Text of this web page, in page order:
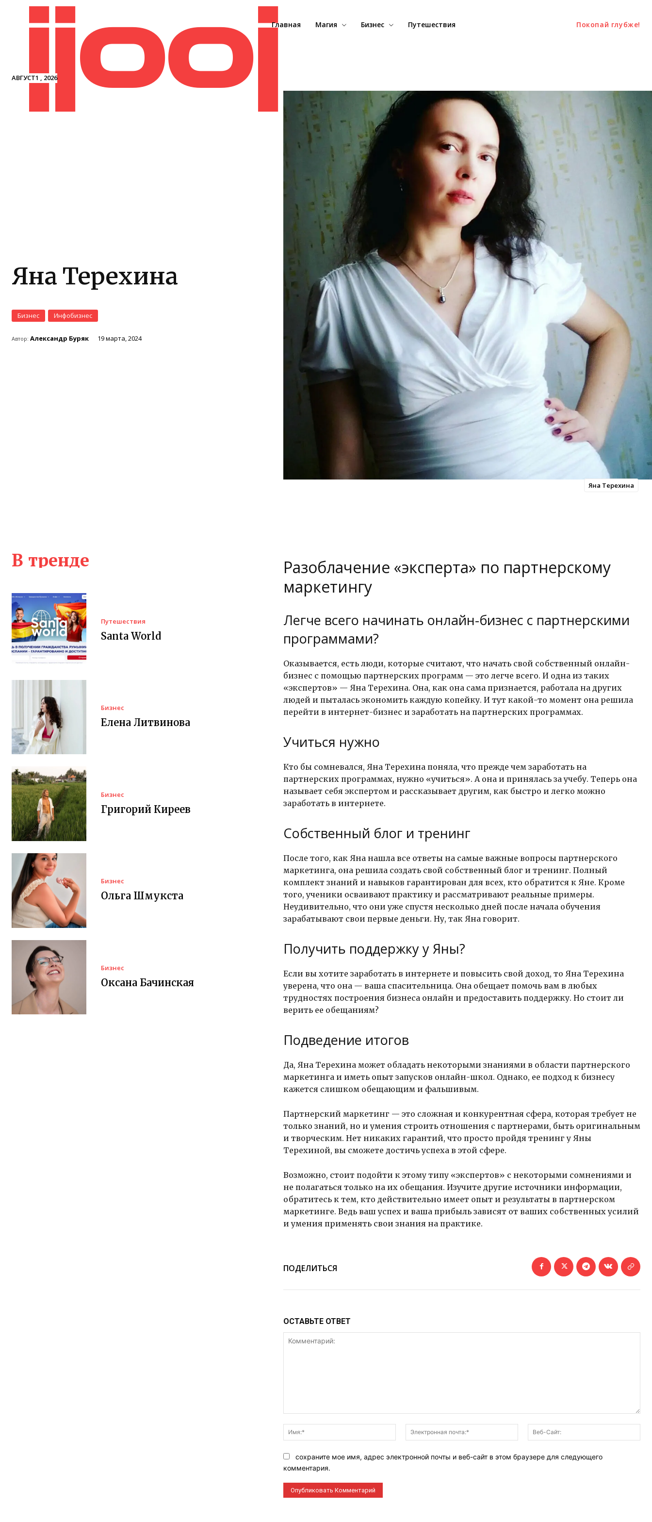
АВГУСТ1 , 2026
jjooj Покопай глубже!
Главная Магия Бизнес Путешествия
Яна Терехина
Бизнес Инфобизнес
Автор: Александр Буряк 19 марта, 2024
Яна Терехина
В тренде
Путешествия
Santa World
Бизнес
Елена Литвинова
Бизнес
Григорий Киреев
Бизнес
Ольга Шмукста
Бизнес
Оксана Бачинская
Разоблачение «эксперта» по партнерскому
маркетингу
Легче всего начинать онлайн-бизнес с партнерскими
программами?
Оказывается, есть люди, которые считают, что начать свой собственный онлайн-
бизнес с помощью партнерских программ — это легче всего. И одна из таких
«экспертов» — Яна Терехина. Она, как она сама признается, работала на других
людей и пыталась экономить каждую копейку. И тут какой-то момент она решила
перейти в интернет-бизнес и заработать на партнерских программах.
Учиться нужно
Кто бы сомневался, Яна Терехина поняла, что прежде чем заработать на
партнерских программах, нужно «учиться». А она и принялась за учебу. Теперь она
называет себя экспертом и рассказывает другим, как быстро и легко можно
заработать в интернете.
Собственный блог и тренинг
После того, как Яна нашла все ответы на самые важные вопросы партнерского
маркетинга, она решила создать свой собственный блог и тренинг. Полный
комплект знаний и навыков гарантирован для всех, кто обратится к Яне. Кроме
того, ученики осваивают практику и рассматривают реальные примеры.
Неудивительно, что они уже спустя несколько дней после начала обучения
зарабатывают свои первые деньги. Ну, так Яна говорит.
Получить поддержку у Яны?
Если вы хотите заработать в интернете и повысить свой доход, то Яна Терехина
уверена, что она — ваша спасительница. Она обещает помочь вам в любых
трудностях построения бизнеса онлайн и предоставить поддержку. Но стоит ли
верить ее обещаниям?
Подведение итогов
Да, Яна Терехина может обладать некоторыми знаниями в области партнерского
маркетинга и иметь опыт запусков онлайн-школ. Однако, ее подход к бизнесу
кажется слишком обещающим и фальшивым.
Партнерский маркетинг — это сложная и конкурентная сфера, которая требует не
только знаний, но и умения строить отношения с партнерами, быть оригинальным
и творческим. Нет никаких гарантий, что просто пройдя тренинг у Яны
Терехиной, вы сможете достичь успеха в этой сфере.
Возможно, стоит подойти к этому типу «экспертов» с некоторыми сомнениями и
не полагаться только на их обещания. Изучите другие источники информации,
обратитесь к тем, кто действительно имеет опыт и результаты в партнерском
маркетинге. Ведь ваш успех и ваша прибыль зависят от ваших собственных усилий
и умения применять свои знания на практике.
ПОДЕЛИТЬСЯ
ОСТАВЬТЕ ОТВЕТ
Имя:*
Электронная
почта:*
сохраните мое имя, адрес электронной почты и веб-сайт в этом браузере для следующего
комментария.